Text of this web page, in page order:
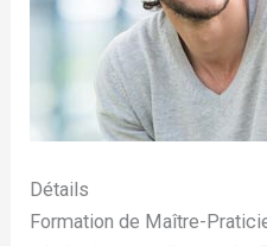
Détails
Formation de Maître-